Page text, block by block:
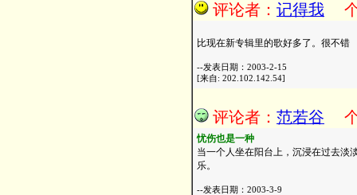
评论者： 记得我
比现在新专辑里的歌好多了。很不错
--发表日期：2003-2-15
[来自: 202.102.142.54]
评论者： 范若谷
忧伤也是一种
当一个人坐在阳台上，沉浸在过去淡
乐。
--发表日期：2003-3-9